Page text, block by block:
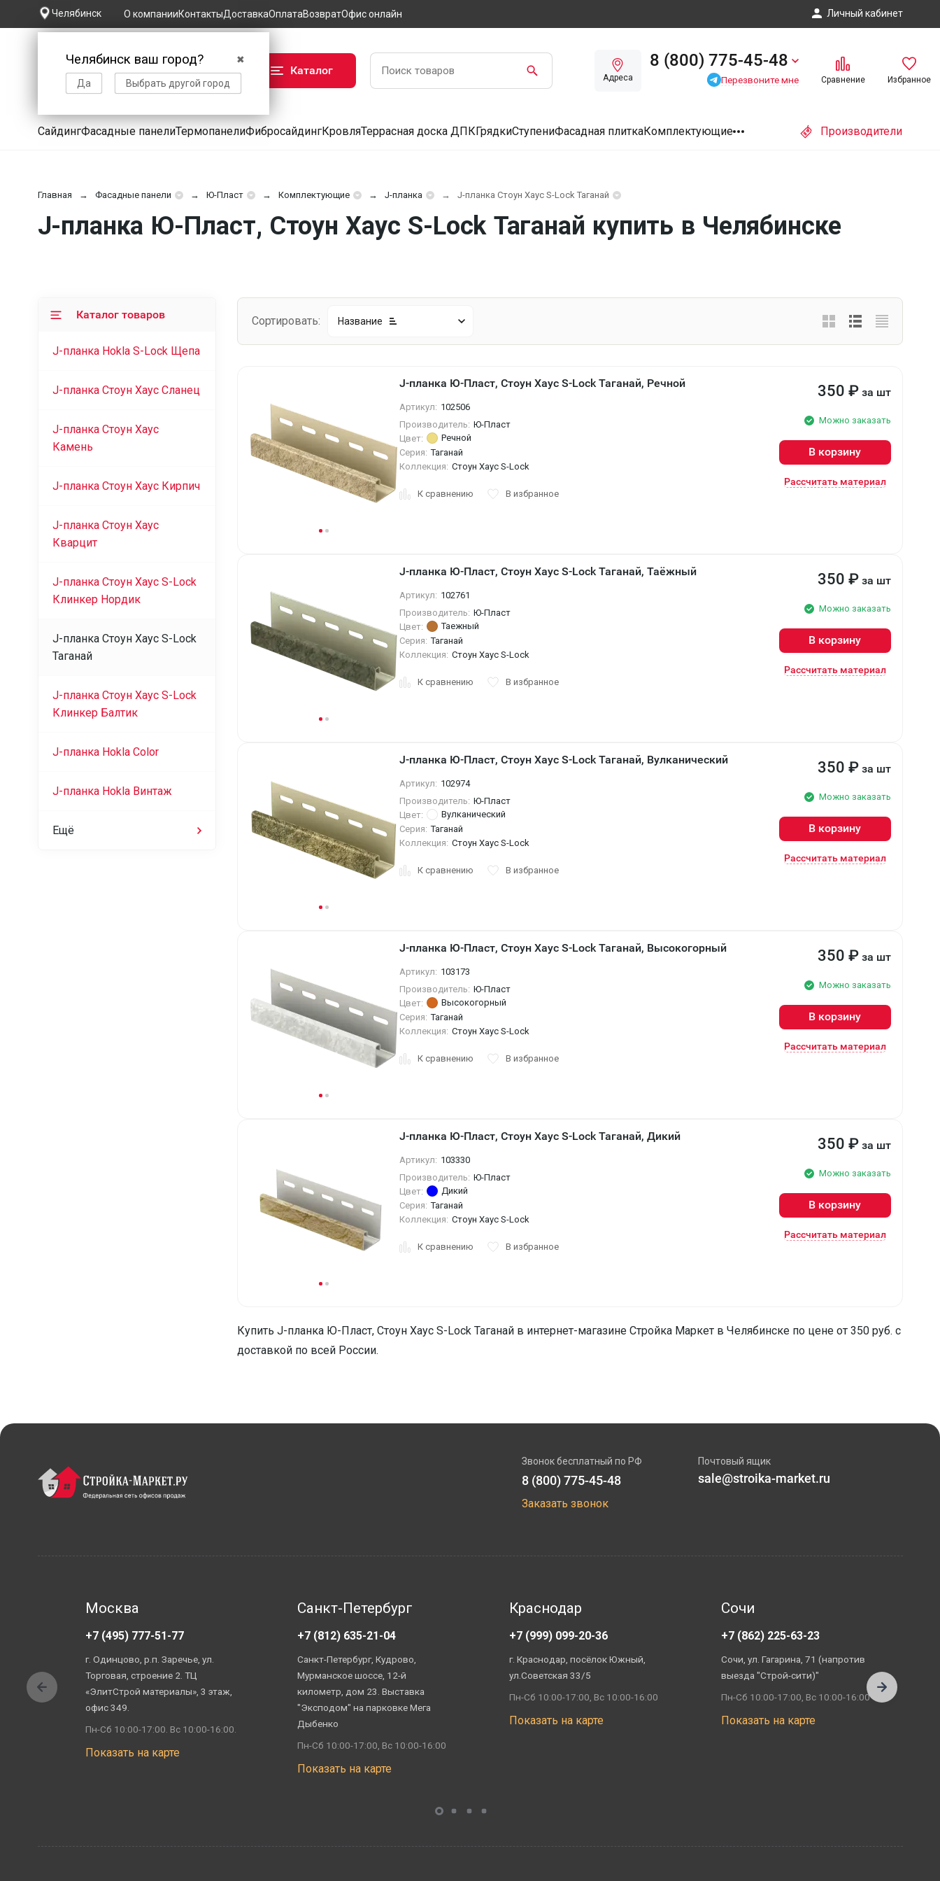
Челябинск
✖
Челябинск ваш город?
Да Выбрать другой город
О компанииКонтактыДоставкаОплатаВозвратОфис онлайн Личный кабинет
Каталог
Адреса
8 (800) 775-45-48
Перезвоните мне Сравнение Избранное
СайдингФасадные панелиТермопанелиФибросайдингКровляТеррасная доска ДПКГрядкиСтупениФасадная плиткаКомплектующие Производители
Главная Фасадные панели Ю-Пласт Комплектующие J-планка J-планка Стоун Хаус S-Lock Таганай
J-планка Ю-Пласт, Стоун Хаус S-Lock Таганай купить в Челябинске
Сортировать: Название
J-планка Ю-Пласт, Стоун Хаус S-Lock Таганай, Речной
Артикул: 102506
Производитель: Ю-Пласт
Цвет:
Речной
Серия: Таганай
Коллекция: Стоун Хаус S-Lock
К сравнению В избранное
350 ₽ за шт
Можно заказать
В корзину
Рассчитать материал
J-планка Ю-Пласт, Стоун Хаус S-Lock Таганай, Таёжный
Артикул: 102761
Производитель: Ю-Пласт
Цвет:
Таежный
Серия: Таганай
Коллекция: Стоун Хаус S-Lock
К сравнению В избранное
350 ₽ за шт
Можно заказать
В корзину
Рассчитать материал
J-планка Ю-Пласт, Стоун Хаус S-Lock Таганай, Вулканический
Артикул: 102974
Производитель: Ю-Пласт
Цвет:
Вулканический
Серия: Таганай
Коллекция: Стоун Хаус S-Lock
К сравнению В избранное
350 ₽ за шт
Можно заказать
В корзину
Рассчитать материал
J-планка Ю-Пласт, Стоун Хаус S-Lock Таганай, Высокогорный
Артикул: 103173
Производитель: Ю-Пласт
Цвет:
Высокогорный
Серия: Таганай
Коллекция: Стоун Хаус S-Lock
К сравнению В избранное
350 ₽ за шт
Можно заказать
В корзину
Рассчитать материал
J-планка Ю-Пласт, Стоун Хаус S-Lock Таганай, Дикий
Артикул: 103330
Производитель: Ю-Пласт
Цвет:
Дикий
Серия: Таганай
Коллекция: Стоун Хаус S-Lock
К сравнению В избранное
350 ₽ за шт
Можно заказать
В корзину
Рассчитать материал
Купить J-планка Ю-Пласт, Стоун Хаус S-Lock Таганай в интернет-магазине Стройка Маркет в Челябинске по цене от 350 руб. с
доставкой по всей России.
Каталог товаров
J-планка Hokla S-Lock Щепа
J-планка Стоун Хаус Сланец
J-планка Стоун Хаус
Камень
J-планка Стоун Хаус Кирпич
J-планка Стоун Хаус
Кварцит
J-планка Стоун Хаус S-Lock
Клинкер Нордик
J-планка Стоун Хаус S-Lock
Таганай
J-планка Стоун Хаус S-Lock
Клинкер Балтик
J-планка Hokla Color
J-планка Hokla Винтаж
Ещё
Звонок бесплатный по РФ
8 (800) 775-45-48
Заказать звонок
Почтовый ящик
sale@stroika-market.ru
Москва
+7 (495) 777-51-77
г. Одинцово, р.п. Заречье, ул.
Торговая, строение 2. ТЦ
«ЭлитСтрой материалы», 3 этаж,
офис 349.
Пн-Сб 10:00-17:00. Вс 10:00-16:00.
Показать на карте
Санкт-Петербург
+7 (812) 635-21-04
Санкт-Петербург, Кудрово,
Мурманское шоссе, 12-й
километр, дом 23. Выставка
"Эксподом" на парковке Мега
Дыбенко
Пн-Сб 10:00-17:00, Вс 10:00-16:00
Показать на карте
Краснодар
+7 (999) 099-20-36
г. Краснодар, посёлок Южный,
ул.Советская 33/5
Пн-Сб 10:00-17:00, Вс 10:00-16:00
Показать на карте
Сочи
+7 (862) 225-63-23
Сочи, ул. Гагарина, 71 (напротив
выезда "Строй-сити)"
Пн-Сб 10:00-17:00, Вс 10:00-16:00
Показать на карте